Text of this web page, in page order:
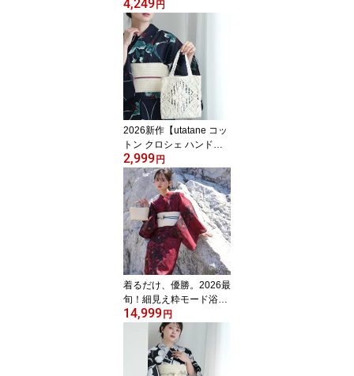
ン「おはじきシール」ノ
ベルティ対象！2026新作
【ひよこ商店 男女兼用
子供ワンピース浴衣 2点
セット｜90cm 100cm 11
0cm 120cm 130cm】変
わり織 綿100％｜キッズ
2才〜10才 女の子 男の子
｜浴衣・帯（全員プレゼ
ント対象商品）
4,249円
2026新作【utatane コッ
トン クロシェ ハンドバ
ッグ エクリュ】トートバ
ッグ｜レース｜生成｜綿
100％
2,999円
着るだけ、優勝。2026最
旬！細見え粋モード浴衣
2026再入荷【utatane 浴
衣 3点セット レディース
高級変わり織｜ガーネッ
トに牡丹の絞り柄（フリ
ーサイズ）】国産生地・
14,999円